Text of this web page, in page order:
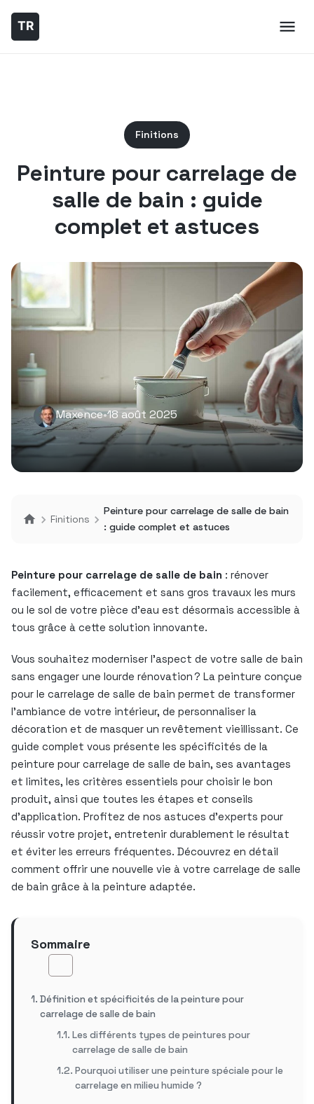
Finitions
Peinture pour carrelage de
salle de bain : guide
complet et astuces
Maxence•18 août 2025
Finitions
Peinture pour carrelage de salle de bain
: guide complet et astuces
Peinture pour carrelage de salle de bain : rénover
facilement, efficacement et sans gros travaux les murs
ou le sol de votre pièce d’eau est désormais accessible à
tous grâce à cette solution innovante.
Vous souhaitez moderniser l’aspect de votre salle de bain
sans engager une lourde rénovation ? La peinture conçue
pour le carrelage de salle de bain permet de transformer
l’ambiance de votre intérieur, de personnaliser la
décoration et de masquer un revêtement vieillissant. Ce
guide complet vous présente les spécificités de la
peinture pour carrelage de salle de bain, ses avantages
et limites, les critères essentiels pour choisir le bon
produit, ainsi que toutes les étapes et conseils
d’application. Profitez de nos astuces d’experts pour
réussir votre projet, entretenir durablement le résultat
et éviter les erreurs fréquentes. Découvrez en détail
comment offrir une nouvelle vie à votre carrelage de salle
de bain grâce à la peinture adaptée.
Sommaire
Définition et spécificités de la peinture pour
carrelage de salle de bain
Les différents types de peintures pour
carrelage de salle de bain
Pourquoi utiliser une peinture spéciale pour le
carrelage en milieu humide ?